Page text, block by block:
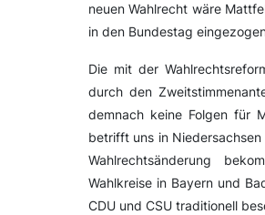
neuen Wahlrecht wäre
in den Bundestag
Die mit der
durch den
demnach keine Folgen für
betrifft uns in
Wahlrechtsänderung
Wahlkreise in Bayern und
CDU und CSU traditionell